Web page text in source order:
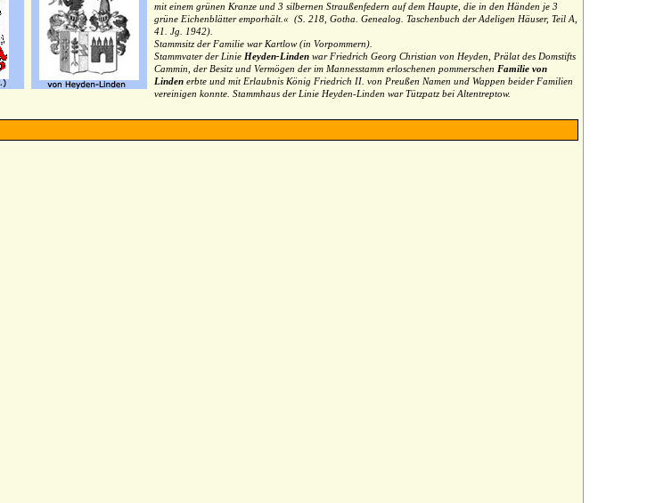
mit einem grünen Kranze und 3 silbernen Straußenfedern auf dem Haupte, die in den Händen je 3
grüne Eichenblätter emporhält.« (S. 218, Gotha. Genealog. Taschenbuch der Adeligen Häuser, Teil A,
41. Jg. 1942).
Stammsitz der Familie war Kartlow (in Vorpommern).
Stammvater der Linie Heyden-Linden war Friedrich Georg Christian von Heyden, Prälat des Domstifts
Cammin, der Besitz und Vermögen der im Mannesstamm erloschenen pommerschen Familie von
Linden erbte und mit Erlaubnis König Friedrich II. von Preußen Namen und Wappen beider Familien
vereinigen konnte. Stammhaus der Linie Heyden-Linden war Tützpatz bei Altentreptow.